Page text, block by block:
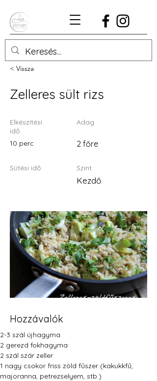
< Vissza
Zelleres sült rizs
Elkészítési
idő
10 perc
Sütési idő
Adag
2 főre
Szint
Kezdő
Hozzávalók
2-3 szál újhagyma
2 gerezd fokhagyma
2 szál szár zeller
1 nagy csokor friss zöld fűszer (kakukkfű,
majoranna, petrezselyem, stb.)